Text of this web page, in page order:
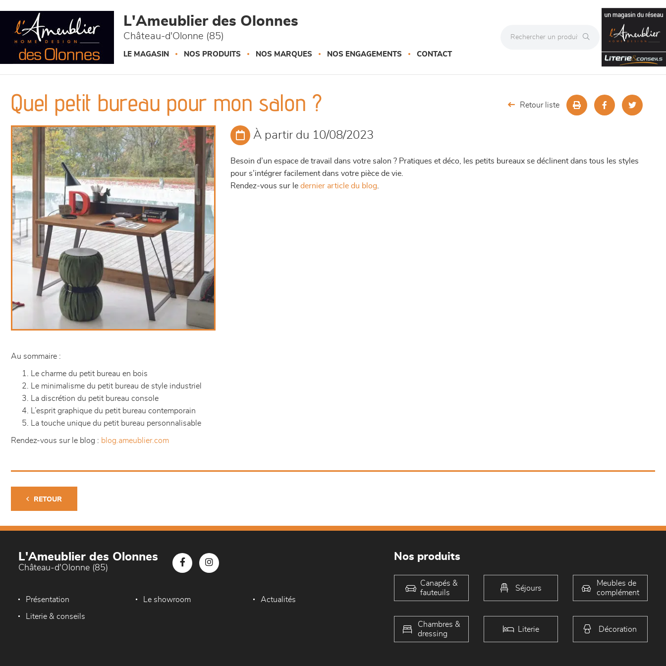
L'Ameublier des Olonnes
Château-d'Olonne (85)
LE MAGASIN NOS PRODUITS NOS MARQUES NOS ENGAGEMENTS CONTACT
Quel petit bureau pour mon salon ? Retour liste
À partir du 10/08/2023
Besoin d’un espace de travail dans votre salon ? Pratiques et déco, les petits bureaux se déclinent dans tous les styles
pour s’intégrer facilement dans votre pièce de vie.
Rendez-vous sur ledernier article du blog
Au sommaire :
Le charme du petit bureau en bois
Le minimalisme du petit bureau de style industriel
La discrétion du petit bureau console
L’esprit graphique du petit bureau contemporain
La touche unique du petit bureau personnalisable
Rendez-vous sur le blog : blog.ameublier.com
RETOUR
L'Ameublier des Olonnes
Château-d'Olonne (85)
Présentation Le showroom Actualités
Literie & conseils
Nos produits
Canapés &
fauteuils
Séjours
Meubles de
complément
Chambres &
dressing
Literie Décoration